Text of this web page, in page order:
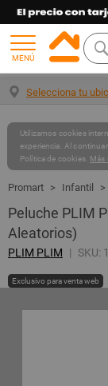
MENÚ
Selecciona tu
Utilizamos cookies
experiencia. Al
Política de cookies. Más
Infantil
Peluche PLIM
Aleatorios)
PLIM PLIM SKU:
Exclusivo para venta web